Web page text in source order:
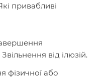
привабливі
від ілюзій.
фізичної або